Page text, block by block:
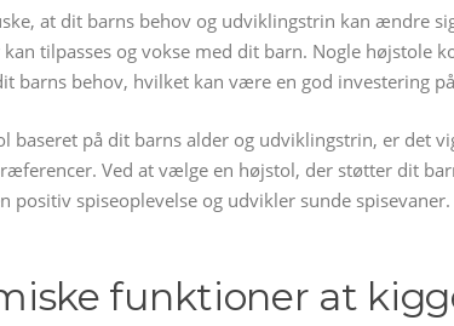
at dit barns behov og udviklingstrin kan ændre
tilpasses og vokse med dit barn. Nogle højstole
barns behov, hvilket kan være en god investering
baseret på dit barns alder og udviklingstrin, er det
Ved at vælge en højstol, der støtter dit
positiv spiseoplevelse og udvikler sunde spisevaner.
funktioner at